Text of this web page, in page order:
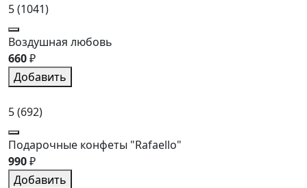
5(1041)
Воздушная любовь
660₽
Добавить
5(692)
Подарочные конфеты "Rafaello"
990₽
Добавить